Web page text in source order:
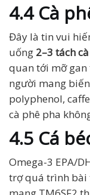
4.4 Cà
Đây là tin vui
uống 2–3 tách
quan tới mỡ gan
người mang
polyphenol,
cà phê pha
4.5 Cá
Omega-3 EPA/
trợ quá trình bài